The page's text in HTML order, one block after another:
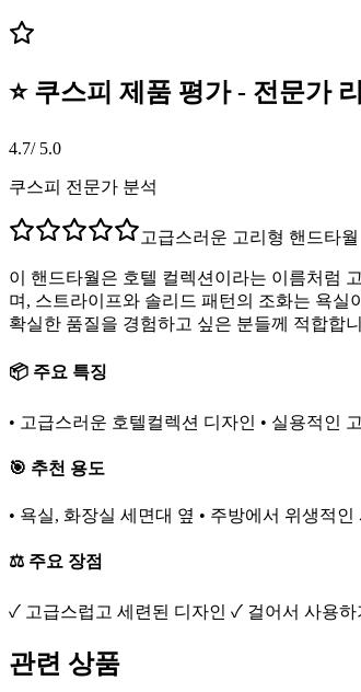
⭐ 쿠스피 제품 평가 - 전문가
4.7/ 5.0
쿠스피 전문가 분석
고급스러운 고리형 핸드타월
이 핸드타월은 호텔 컬렉션이라는 이름처럼
며, 스트라이프와 솔리드 패턴의 조화는 욕
확실한 품질을 경험하고 싶은 분들께 적합합
📦 주요 특징
• 고급스러운 호텔컬렉션 디자인 • 실용적인
🎯 추천 용도
• 욕실, 화장실 세면대 옆 • 주방에서 위생적
⚖️ 주요 장점
✓ 고급스럽고 세련된 디자인 ✓ 걸어서 사용
관련 상품